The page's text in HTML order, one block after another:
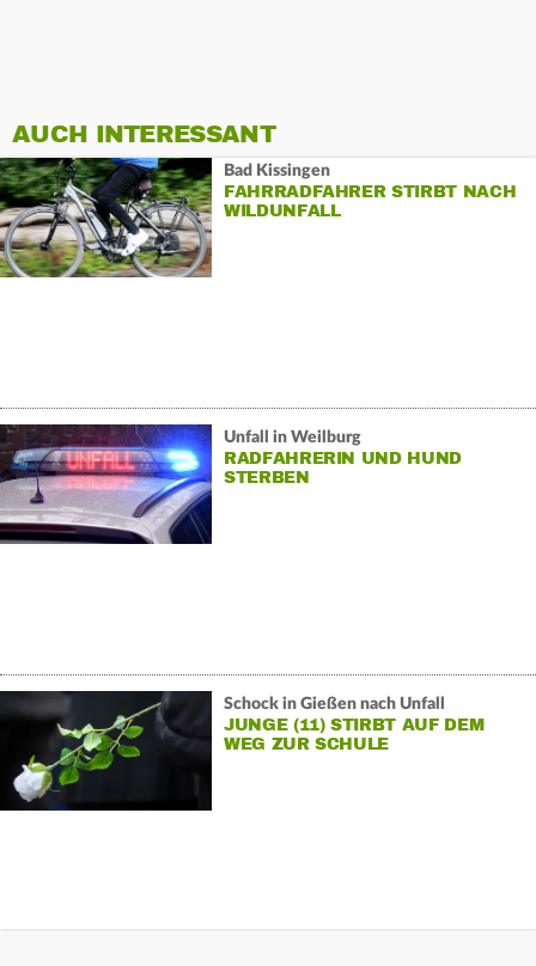
AUCH INTERESSANT
Bad Kissingen
FAHRRADFAHRER STIRBT NACH
WILDUNFALL
Unfall in Weilburg
RADFAHRERIN UND HUND
STERBEN
Schock in Gießen nach Unfall
JUNGE (11) STIRBT AUF DEM
WEG ZUR SCHULE